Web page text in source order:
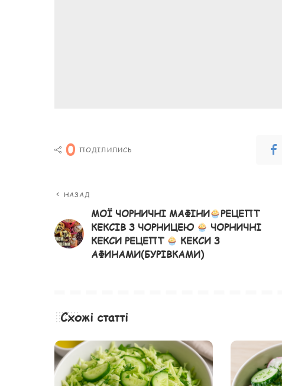
0 ПОДІЛИЛИСЬ
НАЗАД
МОЇ ЧОРНИЧНІ МАФІНИ
РЕЦЕПТ
КЕКСІВ З ЧОРНИЦЕЮ
ЧОРНИЧНІ
КЕКСИ РЕЦЕПТ
КЕКСИ З
АФИНАМИ(БУРІВКАМИ)
Схожі статті